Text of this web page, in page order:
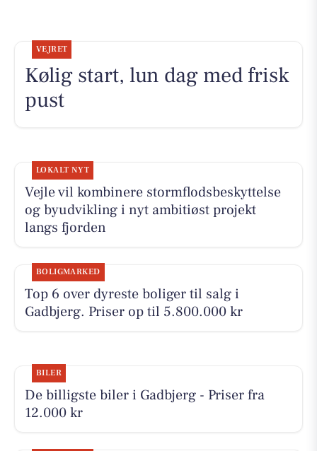
VEJRET
Kølig start, lun dag med frisk
pust
LOKALT NYT
Vejle vil kombinere stormflodsbeskyttelse
og byudvikling i nyt ambitiøst projekt
langs fjorden
BOLIGMARKED
Top 6 over dyreste boliger til salg i
Gadbjerg. Priser op til 5.800.000 kr
BILER
De billigste biler i Gadbjerg - Priser fra
12.000 kr